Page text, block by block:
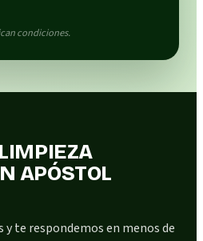
condiciones.
APÓSTOL
y te respondemos en menos de